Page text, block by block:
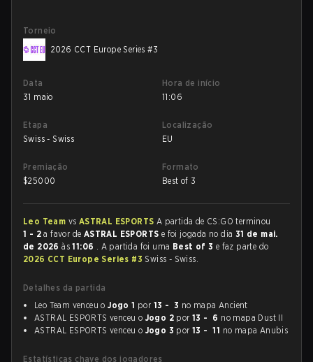
Torneio
2026 CCT Europe Series #3
Data
31 maio
Hora de início
11:06
Etapa
Swiss - Swiss
Localização
EU
Premiação
$25000
Formato
Best of 3
Leo Team vs ASTRAL ESPORTS A partida de CS:GO terminou
1 - 2 a favor de ASTRAL ESPORTS e foi jogada no dia 31 de mai.
de 2026às11:06 . A partida foi uma Best of 3 e faz parte do
2026 CCT Europe Series #3 Swiss - Swiss.
Detalhes da partida
Leo Team venceu oJogo 1 por 13 - 3 no mapa Ancient
ASTRAL ESPORTS venceu o Jogo 2 por13 - 6 no mapa Dust II
ASTRAL ESPORTS venceu o Jogo 3 por13 - 11 no mapa Anubis
Estatísticas chave dos jogadores